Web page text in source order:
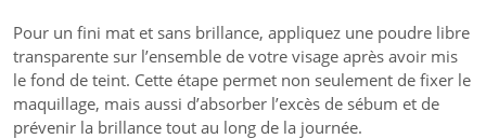
Pour un fini mat et sans brillance, appliquez une poudre libre
transparente sur l’ensemble de votre visage après avoir mis
le fond de teint. Cette étape permet non seulement de fixer le
maquillage, mais aussi d’absorber l’excès de sébum et de
prévenir la brillance tout au long de la journée.